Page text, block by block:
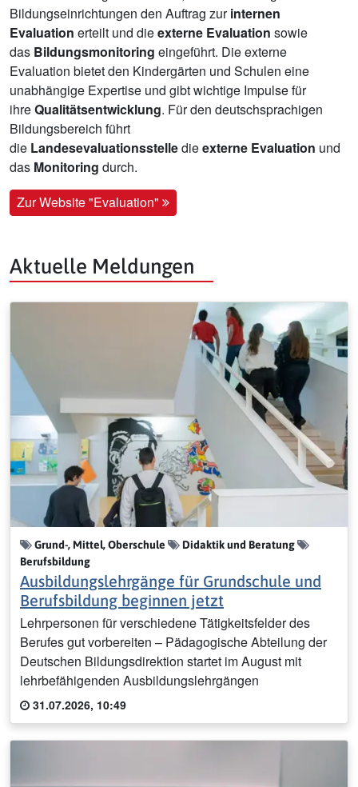
Bildungseinrichtungen den Auftrag zurinternen
Evaluation erteilt und dieexterne Evaluation sowie
das Bildungsmonitoring eingeführt. Die externe
Evaluation bietet den Kindergärten und Schulen eine
unabhängige Expertise und gibt wichtige Impulse für
ihreQualitätsentwicklung. Für den deutschsprachigen
Bildungsbereich führt
die Landesevaluationsstelledieexterne Evaluation und
das Monitoring durch.
Zur Website "Evaluation"
Aktuelle Meldungen
Grund-, Mittel, Oberschule
Didaktik und Beratung
Berufsbildung
Ausbildungslehrgänge für Grundschule und
Berufsbildung beginnen jetzt
Lehrpersonen für verschiedene Tätigkeitsfelder des
Berufes gut vorbereiten – Pädagogische Abteilung der
Deutschen Bildungsdirektion startet im August mit
lehrbefähigenden Ausbildungslehrgängen
31.07.2026, 10:49